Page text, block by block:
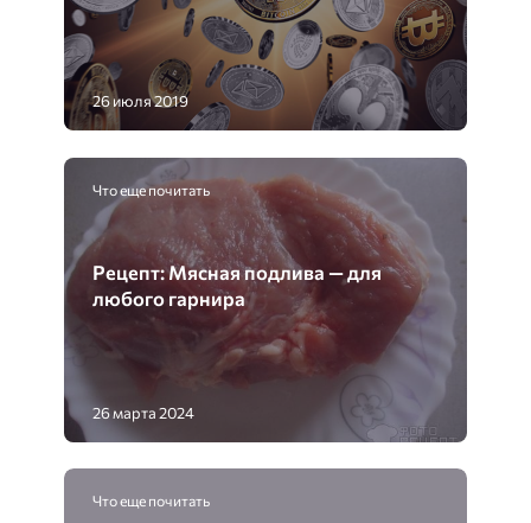
26 июля 2019
Что еще почитать
Рецепт: Мясная подлива — для
любого гарнира
26 марта 2024
Что еще почитать